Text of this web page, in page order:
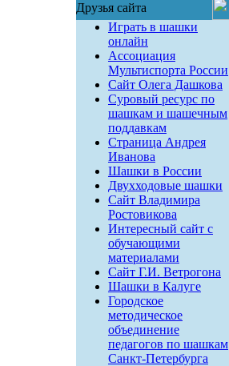
Друзья сайта
Играть в шашки
онлайн
Ассоциация
Мультиспорта России
Сайт Олега Дашкова
Суровый ресурс по
шашкам и шашечным
поддавкам
Страница Андрея
Иванова
Шашки в России
Двухходовые шашки
Сайт Владимира
Ростовикова
Интересный сайт с
обучающими
материалами
Сайт Г.И. Ветрогона
Шашки в Калуге
Городское
методическое
объединение
педагогов по шашкам
Санкт-Петербурга